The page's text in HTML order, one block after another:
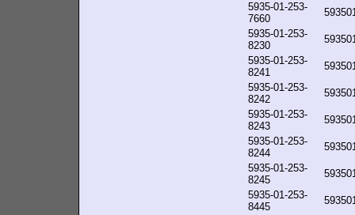
5935-01-253-
7660
5935-01-253-
8230
5935-01-253-
8241
5935-01-253-
8242
5935-01-253-
8243
5935-01-253-
8244
5935-01-253-
8245
5935-01-253-
8445